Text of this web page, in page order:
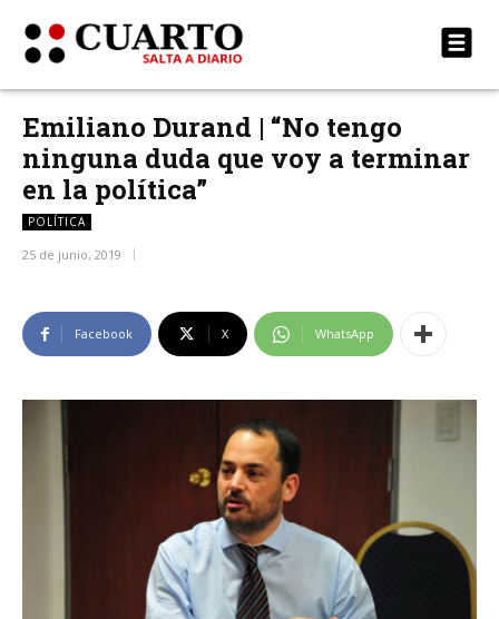
Emiliano Durand | “No tengo
ninguna duda que voy a terminar
en la política”
POLÍTICA
25 de junio, 2019
Facebook X WhatsApp